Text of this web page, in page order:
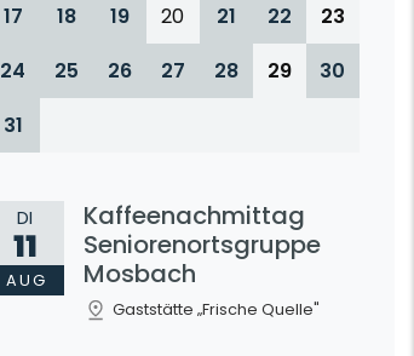
17
18 19 20 21 22
23
24
25 26 27 28 29
30
31
DI
11
AUG
Kaffeenachmittag
Seniorenortsgruppe
Mosbach
Gaststätte „Frische Quelle"